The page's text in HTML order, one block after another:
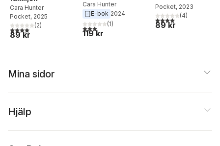
Cara Hunter
Pocket, 2025
4,0utav 5 stjärnor. Totalt antal röster:
(2)
89 kr
Cara Hunter
E-bok 2024
3,0utav 5 stjärnor. Totalt antal röster:
(1)
119 kr
Pocket, 2023
4,0utav 5 stjärnor.
(4)
89 kr
Mina sidor
Hjälp